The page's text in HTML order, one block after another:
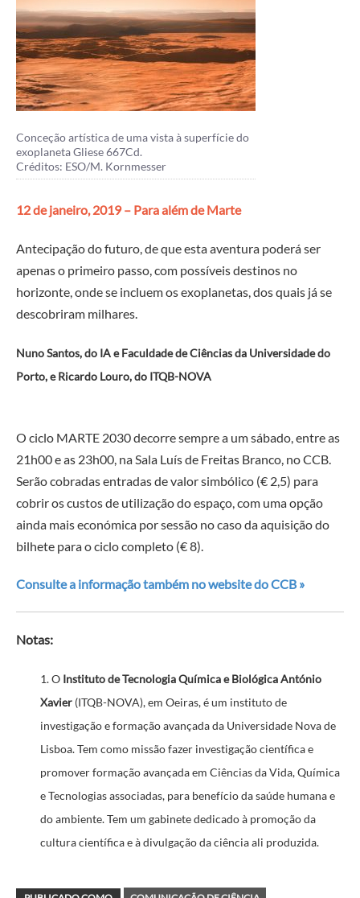
Conceção artística de uma vista à superfície do
exoplaneta Gliese 667Cd.
Créditos: ESO/M. Kornmesser
12 de janeiro, 2019 – Para além de Marte
Antecipação do futuro, de que esta aventura poderá ser
apenas o primeiro passo, com possíveis destinos no
horizonte, onde se incluem os exoplanetas, dos quais já se
descobriram milhares.
Nuno Santos, do IA e Faculdade de Ciências da Universidade do
Porto, e Ricardo Louro, do ITQB-NOVA
O ciclo MARTE 2030 decorre sempre a um sábado, entre as
21h00 e as 23h00, na Sala Luís de Freitas Branco, no CCB.
Serão cobradas entradas de valor simbólico (€ 2,5) para
cobrir os custos de utilização do espaço, com uma opção
ainda mais económica por sessão no caso da aquisição do
bilhete para o ciclo completo (€ 8).
Consulte a informação também no website do CCB »
Notas:
1. O Instituto de Tecnologia Química e Biológica António
Xavier (ITQB-NOVA), em Oeiras, é um instituto de
investigação e formação avançada da Universidade Nova de
Lisboa. Tem como missão fazer investigação científica e
promover formação avançada em Ciências da Vida, Química
e Tecnologias associadas, para benefício da saúde humana e
do ambiente. Tem um gabinete dedicado à promoção da
cultura científica e à divulgação da ciência ali produzida.